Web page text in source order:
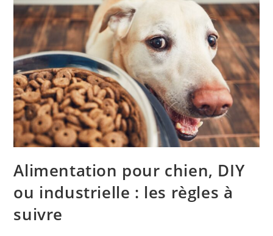
Alimentation pour chien, DIY
ou industrielle : les règles à
suivre